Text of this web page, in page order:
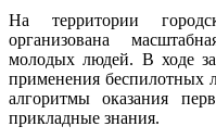
На территории
организована
молодых людей. В ходе
применения беспилотных
алгоритмы оказания
прикладные знания.